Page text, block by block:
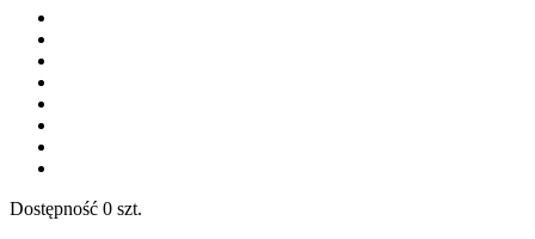
Dostępność 0 szt.